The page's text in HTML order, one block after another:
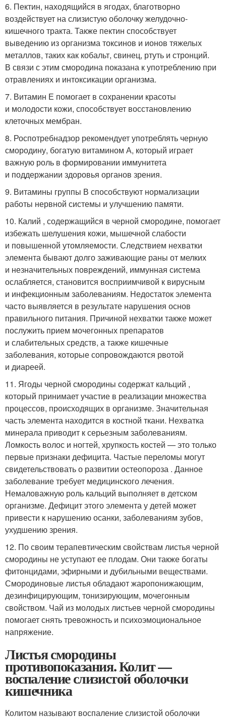
6. Пектин, находящийся в ягодах, благотворно
воздействует на слизистую оболочку желудочно-
кишечного тракта. Также пектин способствует
выведению из организма токсинов и ионов тяжелых
металлов, таких как кобальт, свинец, ртуть и стронций.
В связи с этим смородина показана к употреблению при
отравлениях и интоксикации организма.
7. Витамин Е помогает в сохранении красоты
и молодости кожи, способствует восстановлению
клеточных мембран.
8. Роспотребнадзор рекомендует употреблять черную
смородину, богатую витамином А, который играет
важную роль в формировании иммунитета
и поддержании здоровья органов зрения.
9. Витамины группы В способствуют нормализации
работы нервной системы и улучшению памяти.
10. Калий , содержащийся в черной смородине, помогает
избежать шелушения кожи, мышечной слабости
и повышенной утомляемости. Следствием нехватки
элемента бывают долго заживающие раны от мелких
и незначительных повреждений, иммунная система
ослабляется, становится восприимчивой к вирусным
и инфекционным заболеваниям. Недостаток элемента
часто выявляется в результате нарушения основ
правильного питания. Причиной нехватки также может
послужить прием мочегонных препаратов
и слабительных средств, а также кишечные
заболевания, которые сопровождаются рвотой
и диареей.
11. Ягоды черной смородины содержат кальций ,
который принимает участие в реализации множества
процессов, происходящих в организме. Значительная
часть элемента находится в костной ткани. Нехватка
минерала приводит к серьезным заболеваниям.
Ломкость волос и ногтей, хрупкость костей — это только
первые признаки дефицита. Частые переломы могут
свидетельствовать о развитии остеопороза . Данное
заболевание требует медицинского лечения.
Немаловажную роль кальций выполняет в детском
организме. Дефицит этого элемента у детей может
привести к нарушению осанки, заболеваниям зубов,
ухудшению зрения.
12. По своим терапевтическим свойствам листья черной
смородины не уступают ее плодам. Они также богаты
фитонцидами, эфирными и дубильными веществами.
Смородиновые листья обладают жаропонижающим,
дезинфицирующим, тонизирующим, мочегонным
свойством. Чай из молодых листьев черной смородины
помогает снять тревожность и психоэмоциональное
напряжение.
Листья смородины
противопоказания. Колит —
воспаление слизистой оболочки
кишечника
Колитом называют воспаление слизистой оболочки